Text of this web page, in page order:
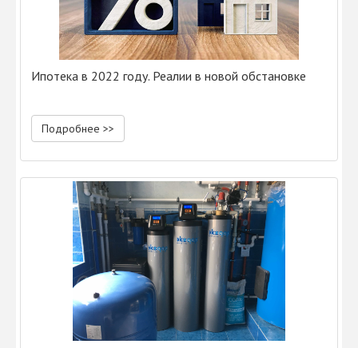
Ипотека в 2022 году. Реалии в новой обстановке
Подробнее >>